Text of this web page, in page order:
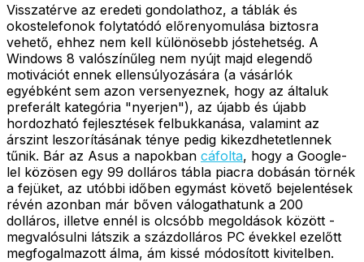
Visszatérve az eredeti gondolathoz, a táblák és
okostelefonok folytatódó előrenyomulása biztosra
vehető, ehhez nem kell különösebb jóstehetség. A
Windows 8 valószínűleg nem nyújt majd elegendő
motivációt ennek ellensúlyozására (a vásárlók
egyébként sem azon versenyeznek, hogy az általuk
preferált kategória "nyerjen"), az újabb és újabb
hordozható fejlesztések felbukkanása, valamint az
árszint leszorításának ténye pedig kikezdhetetlennek
tűnik. Bár az Asus a napokban cáfolta, hogy a Google-
lel közösen egy 99 dolláros tábla piacra dobásán törnék
a fejüket, az utóbbi időben egymást követő bejelentések
révén azonban már bőven válogathatunk a 200
dolláros, illetve ennél is olcsóbb megoldások között -
megvalósulni látszik a százdolláros PC évekkel ezelőtt
megfogalmazott álma, ám kissé módosított kivitelben.